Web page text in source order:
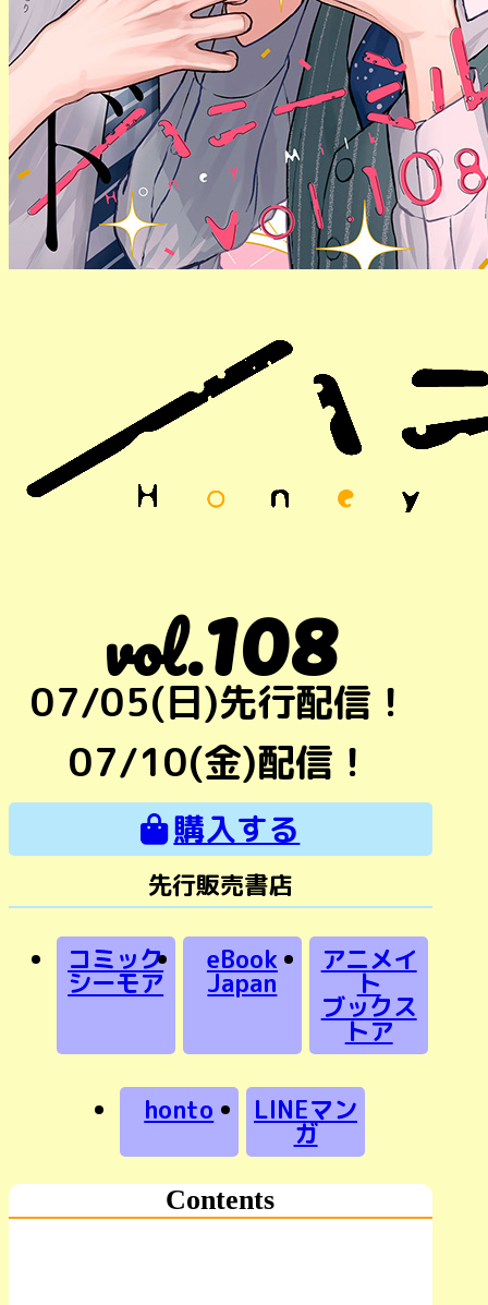
vol.108
07/05(日)先行配信！
07/10(金)配信！
購入する
先行販売書店
コミック
シーモア
eBook
Japan
アニメイ
ト
ブックス
トア
honto LINEマン
ガ
Contents